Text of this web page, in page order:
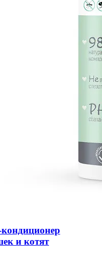
и котят